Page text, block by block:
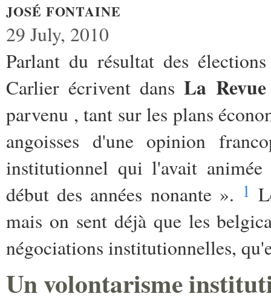
JOSÉ FONTAINE
29 July, 2010
Parlant du résultat des
Carlier écrivent dansLa
parvenu , tant sur les plans
angoisses d'une opinion
institutionnel qui l'avait
début des années nonante ». 1
mais on sent déjà que les
négociations institutionnelles,
Un volontarisme